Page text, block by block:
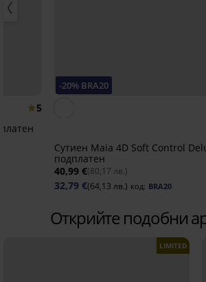
5
-20% BRA20
Сутиен Maia 4D Soft Control
подплатен
40,99 €(80,17 лв.)
32,79 €(64,13 лв.) код: BRA20
Открийте подобни
LIMITED